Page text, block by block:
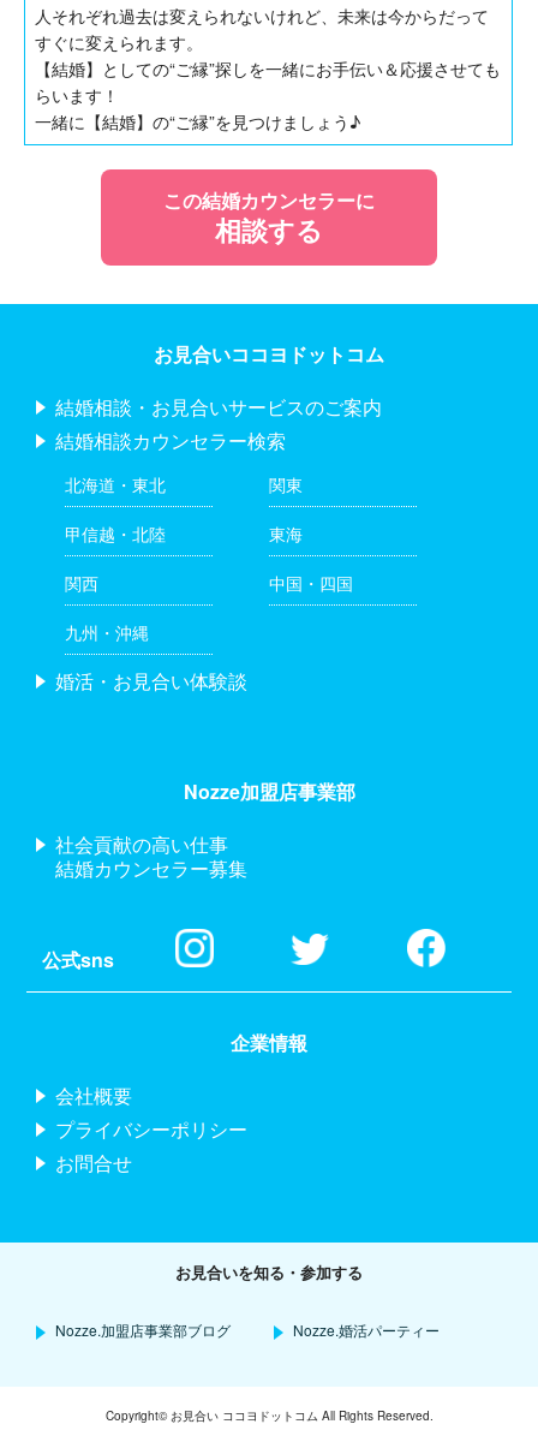
人それぞれ過去は変えられないけれど、未来は今からだって
すぐに変えられます。
【結婚】としての“ご縁”探しを一緒にお手伝い＆応援させても
らいます！
一緒に【結婚】の“ご縁”を見つけましょう♪
この結婚カウンセラーに
相談する
お見合いココヨドットコム
結婚相談・お見合いサービスのご案内
結婚相談カウンセラー検索
北海道・東北 関東
甲信越・北陸 東海
関西 中国・四国
九州・沖縄
婚活・お見合い体験談
Nozze加盟店事業部
社会貢献の高い仕事
結婚カウンセラー募集
公式sns
企業情報
会社概要
プライバシーポリシー
お問合せ
お見合いを知る・参加する
Nozze.加盟店事業部ブログ Nozze.婚活パーティー
Copyright© お見合い ココヨドットコム All Rights Reserved.